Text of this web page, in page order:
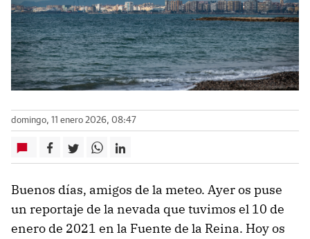
domingo, 11 enero 2026, 08:47
Buenos días, amigos de la meteo. Ayer os puse
un reportaje de la nevada que tuvimos el 10 de
enero de 2021 en la Fuente de la Reina. Hoy os